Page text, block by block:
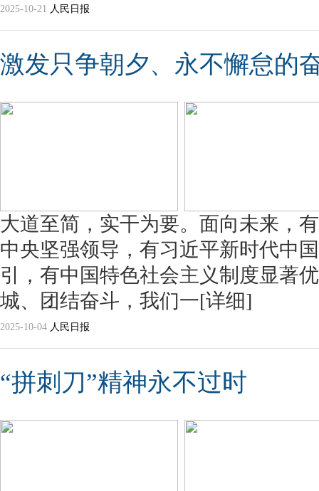
2025-10-21 人民日报
激发只争朝夕、永不懈怠的
大道至简，实干为要。面向未来，
中央坚强领导，有习近平新时代中
引，有中国特色社会主义制度显著
城、团结奋斗，我们一[详细]
2025-10-04 人民日报
“拼刺刀”精神永不过时